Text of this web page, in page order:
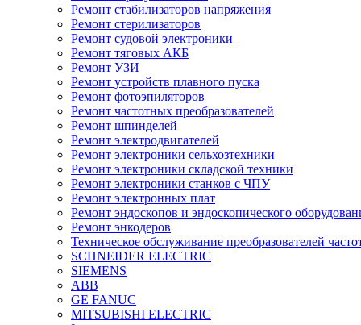
Ремонт стабилизаторов напряжения
Ремонт стерилизаторов
Ремонт судовой электроники
Ремонт тяговых АКБ
Ремонт УЗИ
Ремонт устройств плавного пуска
Ремонт фотоэпиляторов
Ремонт частотных преобразователей
Ремонт шпинделей
Ремонт электродвигателей
Ремонт электроники сельхозтехники
Ремонт электроники складской техники
Ремонт электроники станков с ЧПУ
Ремонт электронных плат
Ремонт эндоскопов и эндоскопического
Ремонт энкодеров
Техническое обслуживание преобразователей
SCHNEIDER ELECTRIC
SIEMENS
ABB
GE FANUC
MITSUBISHI ELECTRIC